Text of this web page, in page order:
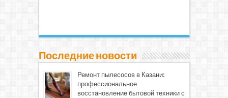
Последние новости
Ремонт пылесосов в Казани:
профессиональное
восстановление бытовой техники с